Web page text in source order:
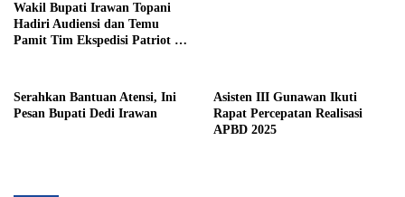
Wakil Bupati Irawan Topani
Hadiri Audiensi dan Temu
Pamit Tim Ekspedisi Patriot di
Serahkan Bantuan Atensi, Ini
Pesan Bupati Dedi Irawan
Asisten III Gunawan Ikuti
Rapat Percepatan Realisasi
APBD 2025